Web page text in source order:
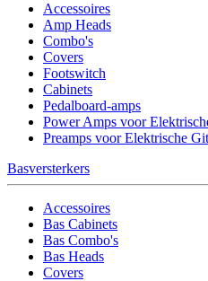
Accessoires
Amp Heads
Combo's
Covers
Footswitch
Cabinets
Pedalboard-amps
Power Amps voor
Preamps voor Elektrische
Basversterkers
Accessoires
Bas Cabinets
Bas Combo's
Bas Heads
Covers